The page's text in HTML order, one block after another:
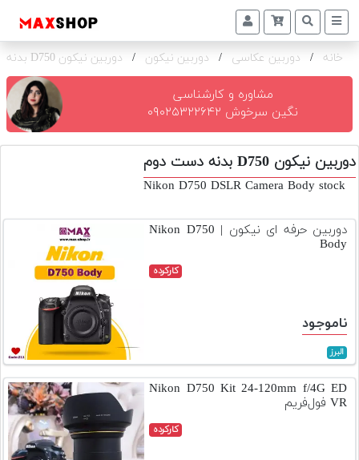
دوربین
و
تجهیزات
و
اکسسوری
دوم
اجاره
دوربین
و
تجهیزات
مکث
خانه / دوربین عکاسی / دوربین نیکون / دوربین نیکون D750 بدنه
مشاوره و کارشناسی
نگین سرخوش ۰۹۰۲۵۳۲۲۶۴۲
دوربین نیکون D750 بدنه دست دوم
Nikon D750 DSLR Camera Body stock
دوربین حرفه ای نیکون | Nikon D750
Body
کارکرده
ناموجود
البرز
Nikon D750 Kit 24-120mm f/4G ED
VR فول‌فریم
کارکرده